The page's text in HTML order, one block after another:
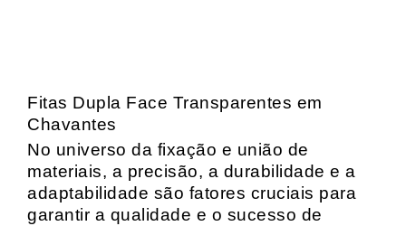
Fitas Dupla Face Transparentes em
Chavantes
No universo da fixação e união de
materiais, a precisão, a durabilidade e a
adaptabilidade são fatores cruciais para
garantir a qualidade e o sucesso de